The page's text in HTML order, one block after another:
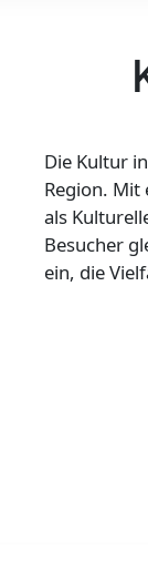
Die Kultur
Region. Mit
als
Besucher
ein, die